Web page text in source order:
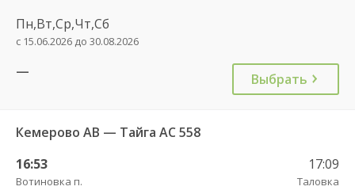
Пн,Вт,Ср,Чт,Сб
с 15.06.2026 до 30.08.2026
— Выбрать
Кемерово АВ — Тайга АС 558
16:53
Вотиновка п.
17:09
Таловка